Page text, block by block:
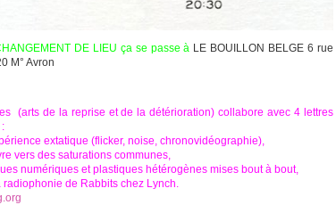
DE LIEU ça se passe à LE BOUILLON BELGE 6 rue
M° Avron
(arts de la reprise et de la détérioration) collabore avec 4 lettres
extatique (flicker, noise, chronovidéographie),
vers des saturations communes,
numériques et plastiques hétérogènes mises bout à bout,
radiophonie de Rabbits chez Lynch.